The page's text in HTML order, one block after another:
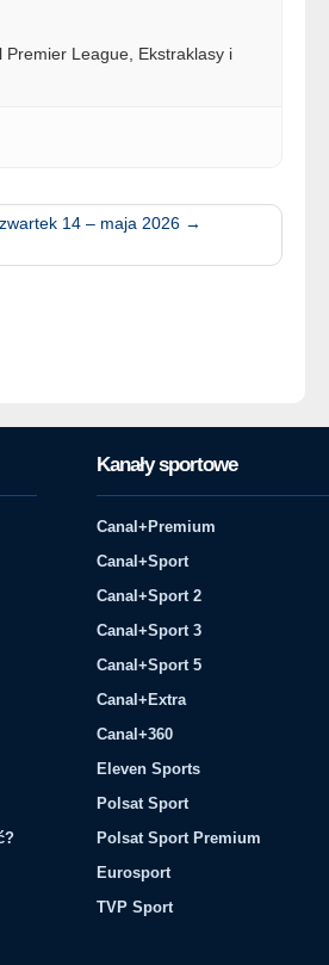
League, Ekstraklasy i
14 – maja 2026 →
Kanały sportowe
Canal+Premium
Canal+Sport
Canal+Sport 2
Canal+Sport 3
Canal+Sport 5
Canal+Extra
Canal+360
Eleven Sports
Polsat Sport
Polsat Sport Premium
Eurosport
TVP Sport